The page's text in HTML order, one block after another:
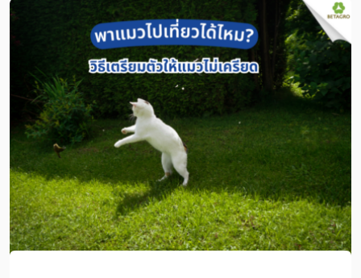
ตัวพาสุนัขเดินทาง ไม่ใช่การวินิจฉัยหรือการรักษาโรค หากสุนัข
มีโรคประจำตัว มีอาการผิดปกติ หรือจำเป็นต้องใช้ยา ควร
ปรึกษาสัตวแพทย์ก่อนเดินทางทุกครั้ง สารบัญเนื้อหา พาหมา
เที่ยวได้ไหม? เช็กก่อนออกทริป หมาแบบไหนเหมาะกับการ
เที่ยว? พาหมาเที่ยวต้องเตรียมอะไรบ้าง? พาหมาเดินทางไกล
ด้วยรถยนต์ ต้องดูแลอย่างไร? หมาเมารถดูอย่างไร และช่วย
ลดอาการได้อย่างไร? ควรให้อาหารหมาก่อนเดินทางไหม?
เลือกที่พัก Pet-Friendly ต้องเช็กอะไรบ้าง? ถึงที่พักแล้วควร
ทำอย่างไรให้สุนัขปรับตัว? พาหมาเที่ยวกับฝากเลี้ยง แบบไหน
ดีกว่า? โภชนาการระหว่างทริปสำคัญอย่างไร? ข้อควรระวัง
เมื่อพาหมาเที่ยว สรุป พาหมาเที่ยวอย่างไรให้ปลอดภัยและสนุก
ตลอดทริป คำถามที่พบบ่อยเกี […]